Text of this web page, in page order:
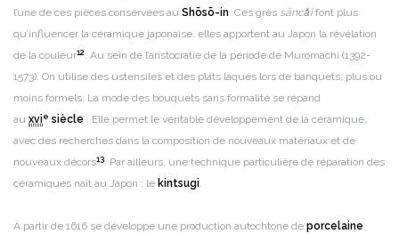
l’une de ces pièces conservées au Shōsō-in. Ces grès sāncǎifont plus
qu’influencer la céramique japonaise. elles apportent au Japon la révélation
de la couleur12 . Au sein de l’aristocratie de la période de Muromachi (1392-
1573). On utilise des ustensiles et des plats laqués lors de banquets, plus ou
moins formels. La mode des bouquets sans formalité se répand
au xvie siècle . Elle permet le véritable développement de la céramique,
avec des recherches dans la composition de nouveaux matériaux et de
nouveaux décors13. Par ailleurs, une technique particulière de réparation des
céramiques naît au Japon : le kintsugi.
À partir de 1616 se développe une production autochtone de porcelaine,